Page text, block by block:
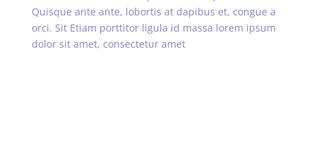
Quisque ante ante, lobortis at dapibus et, congue a
orci. Sit Etiam porttitor ligula id massa lorem ipsum
dolor sit amet, consectetur amet